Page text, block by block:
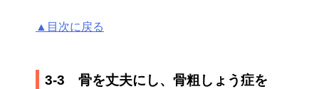
▲目次に戻る
3-3 骨を丈夫にし、骨粗しょう症を